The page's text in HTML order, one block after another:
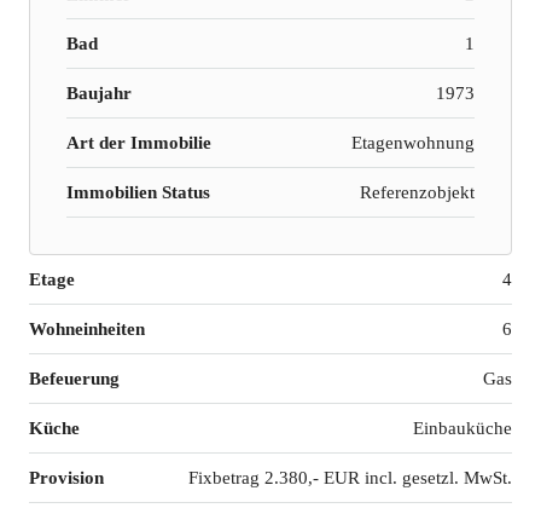
Bad 1
Baujahr 1973
Art der Immobilie Etagenwohnung
Immobilien Status Referenzobjekt
Etage 4
Wohneinheiten 6
Befeuerung Gas
Küche Einbauküche
Provision Fixbetrag 2.380,- EUR incl. gesetzl. MwSt.